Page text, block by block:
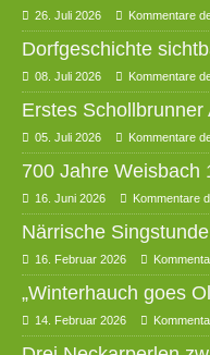
26. Juli 2026 Kommentare
Dorfgeschichte
08. Juli 2026 Kommentare
Erstes
05. Juli 2026 Kommentare
700 Jahre Weisbach
16. Juni 2026 Kommentare
Närrische
16. Februar 2026
„Winterhauch goes
14. Februar 2026